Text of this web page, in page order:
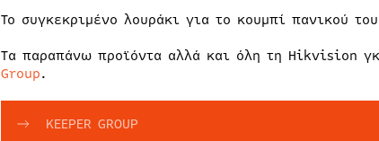
Το συγκεκριμένο λουράκι για το κουμπί πανικού του
Τα παραπάνω προϊόντα αλλά και όλη τη Hikvision
Group.
KEEPER GROUP